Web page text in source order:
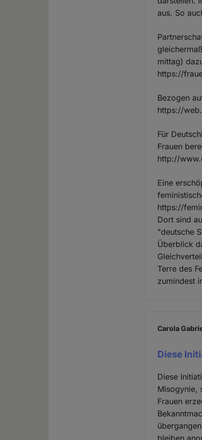
aus. So
mittag)
https://
Bezogen
https://
Für
Frauen
http://
Eine
https://
Dort sind
"deutsche
Überblick
Terre des
zumindest
Carola
Diese
Diese
Misogynie,
Frauen
bleiben